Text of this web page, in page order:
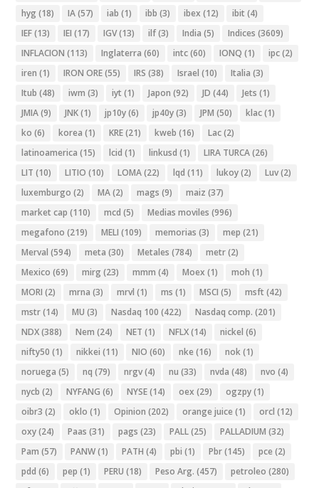
hyg (18) IA(57) iab (1) ibb (3) ibex (12) ibit (4)
IEF(13) IEI (17) IGV(13) ilf(3) India (5) Indices (3609)
INFLACION (113) Inglaterra (60) intc(60) IONQ (1) ipc(2)
iren (1) IRON ORE(55) IRS (38) Israel (10) Italia (3)
Itub (48) iwm (3) iyt (1) Japon (92) JD (44) Jets (1)
JMIA(9) JNK(1) jp10y(6) jp40y(3) JPM (50) klac(1)
ko (6) korea (1) KRE(21) kweb (16) Lac(2)
latinoamerica (15) lcid (1) linkusd (1) LIRA TURCA(26)
LIT (10) LITIO (10) LOMA(22) lqd (11) lukoy(2) Luv(2)
luxemburgo (2) MA(2) mags (9) maiz (37)
market cap (110) mcd (5) Medias moviles (996)
megafono (219) MELI (109) memorias (3) mep (21)
Merval (594) meta (30) Metales (784) metr(2)
Mexico (69) mirg (23) mmm (4) Moex (1) moh (1)
MORI (2) mrna (3) mrvl (1) ms (1) MSCI (5) msft (42)
mstr(14) MU (3) Nasdaq 100 (422) Nasdaq comp. (201)
NDX(388) Nem (24) NET (1) NFLX(14) nickel (6)
nifty50 (1) nikkei (11) NIO (60) nke (16) nok(1)
noruega (5) nq (79) nrgv(4) nu (33) nvda (48) nvo (4)
nycb (2) NYFANG (6) NYSE(14) oex (29) ogzpy(1)
oibr3 (2) oklo (1) Opinion (202) orange juice (1) orcl (12)
oxy(24) Paas (31) pags (23) PALL(25) PALLADIUM (32)
Pam (57) PANW(1) PATH (4) pbi (1) Pbr(145) pce (2)
pdd (6) pep (1) PERU (18) Peso Arg. (457) petroleo (280)